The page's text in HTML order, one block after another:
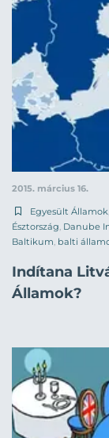
2015. március 16.
Egyesült Államok
Észtország Danube
Baltikum balti
Indítana
Államok?